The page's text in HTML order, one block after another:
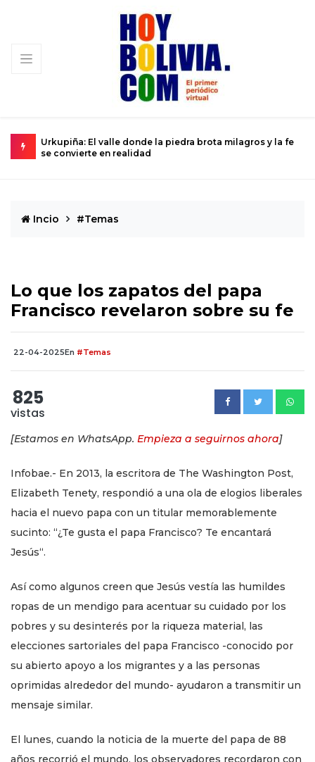
y la fe
La ciencia se prepara para el histórico sobrevuelo del
Dios del Caos que rozará la Tierra
Incio #Temas
Lo que los zapatos del papa
Francisco revelaron sobre su fe
22-04-2025En #Temas
825
vistas
[Estamos en WhatsApp. Empieza a seguirnos ahora]
Infobae.- En 2013, la escritora de The Washington Post,
Elizabeth Tenety, respondió a una ola de elogios liberales
hacia el nuevo papa con un titular memorablemente
sucinto: “¿Te gusta el papa Francisco? Te encantará
Jesús“.
Así como algunos creen que Jesús vestía las humildes
ropas de un mendigo para acentuar su cuidado por los
pobres y su desinterés por la riqueza material, las
elecciones sartoriales del papa Francisco -conocido por
su abierto apoyo a los migrantes y a las personas
oprimidas alrededor del mundo- ayudaron a transmitir un
mensaje similar.
El lunes, cuando la noticia de la muerte del papa de 88
años recorrió el mundo, los observadores recordaron con